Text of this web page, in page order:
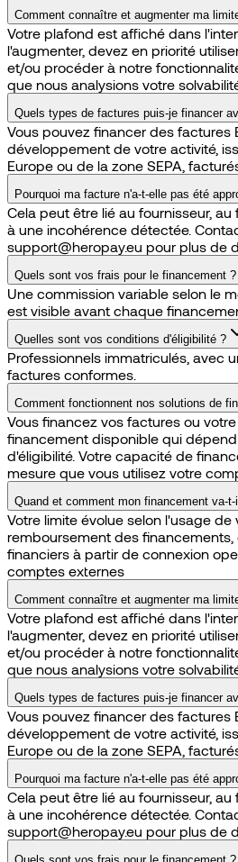
Comment connaître et augmenter ma
Votre plafond est affiché dans
l'augmenter, devez en priorité
et/ou procéder à notre
que nous analysions votre
Quels types de factures puis-je financer
Vous pouvez financer des factures
développement de votre activité,
Europe ou de la zone SEPA,
Pourquoi ma facture n'a-t-elle pas été
Cela peut être lié au fournisseur,
à une incohérence détectée.
support@heropay.eu pour plus de
Quels sont vos frais pour le financement ?
Une commission variable selon le
est visible avant chaque
Quelles sont vos conditions d'éligibilité ?
Professionnels immatriculés, avec
factures conformes.
Comment fonctionnent nos solutions de
Vous financez vos factures ou
financement disponible qui
d'éligibilité. Votre capacité de
mesure que vous utilisez votre
Quand et comment mon financement va-
Votre limite évolue selon l'usage de
remboursement des financements,
financiers à partir de connexion
comptes externes
Comment connaître et augmenter ma
Votre plafond est affiché dans
l'augmenter, devez en priorité
et/ou procéder à notre
que nous analysions votre
Quels types de factures puis-je financer
Vous pouvez financer des factures
développement de votre activité,
Europe ou de la zone SEPA,
Pourquoi ma facture n'a-t-elle pas été
Cela peut être lié au fournisseur,
à une incohérence détectée.
support@heropay.eu pour plus de